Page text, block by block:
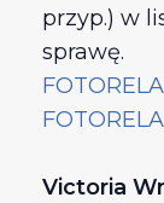
przyp.) w
sprawę.
Victoria